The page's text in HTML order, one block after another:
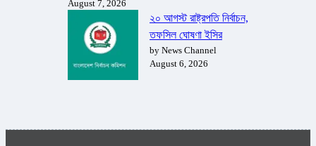
August 7, 2026
২০ আগস্ট রাষ্ট্রপতি নির্বাচন,
তফসিল ঘোষণা ইসির
by News Channel
August 6, 2026